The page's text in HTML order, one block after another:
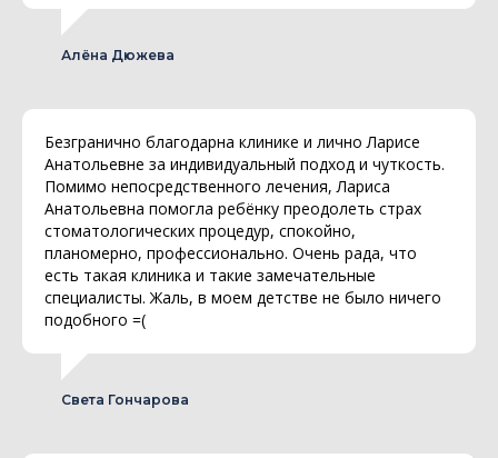
Алёна Дюжева
Безгранично благодарна клинике и лично Ларисе
Анатольевне за индивидуальный подход и чуткость.
Помимо непосредственного лечения, Лариса
Анатольевна помогла ребёнку преодолеть страх
стоматологических процедур, спокойно,
планомерно, профессионально. Очень рада, что
есть такая клиника и такие замечательные
специалисты. Жаль, в моем детстве не было ничего
подобного =(
Света Гончарова